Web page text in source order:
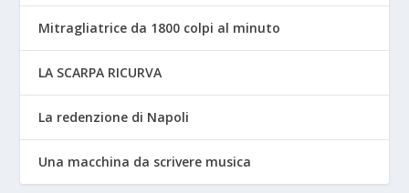
Mitragliatrice da 1800 colpi al minuto
LA SCARPA RICURVA
La redenzione di Napoli
Una macchina da scrivere musica